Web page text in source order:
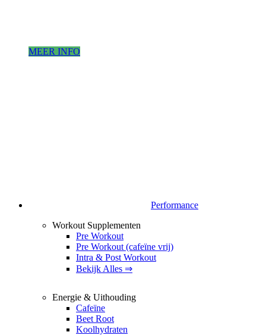
MEER INFO
Performance
Workout Supplementen
Pre Workout
Pre Workout (cafeïne vrij)
Intra & Post Workout
Bekijk Alles ⇒
Energie & Uithouding
Cafeïne
Beet Root
Koolhydraten